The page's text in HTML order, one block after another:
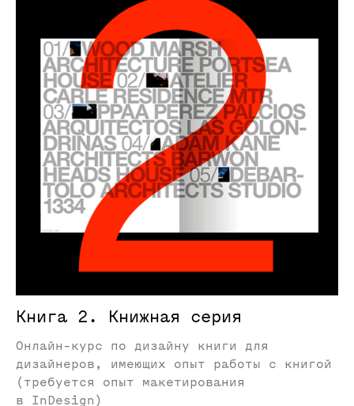
Книга 2. Книжная серия
Онлайн-курс по дизайну книги для
дизайнеров, имеющих опыт работы с книгой
(требуется опыт макетирования
в InDesign)